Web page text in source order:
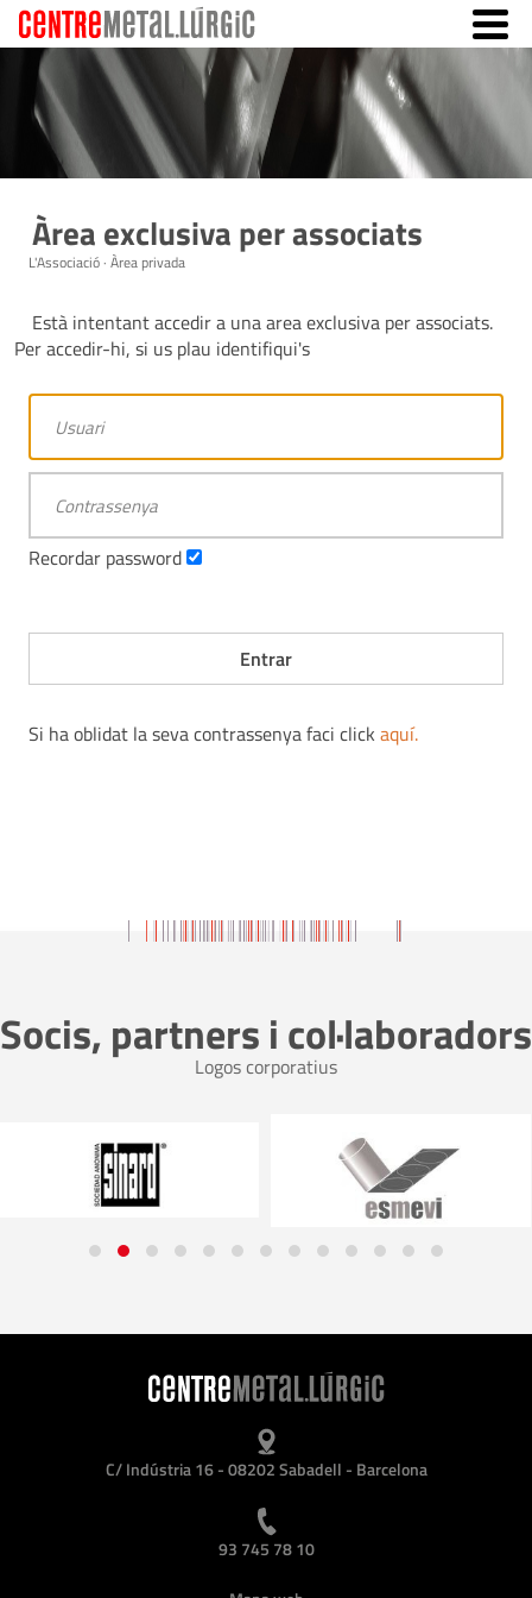
Àrea exclusiva per associats
L'Associació · Àrea privada
Està intentant accedir a una area exclusiva per associats.
Per accedir-hi, si us plau identifiqui's
Recordar password
Si ha oblidat la seva contrassenya faci click aquí.
Socis, partners i col·laboradors
Logos corporatius
C/ Indústria 16 - 08202 Sabadell - Barcelona
93 745 78 10